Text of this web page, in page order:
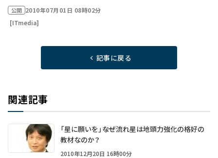
公開 2010年07月01日 08時02分
[ITmedia]
記事に戻る
関連記事
「星に願いを」――なぜ流れ星は地頭力強化の格好の
教材なのか？
2010年12月20日 16時00分